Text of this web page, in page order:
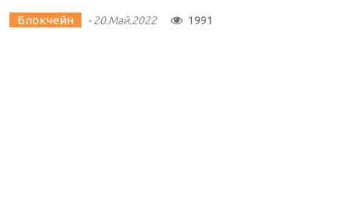
Блокчейн -20.Май.2022 1991